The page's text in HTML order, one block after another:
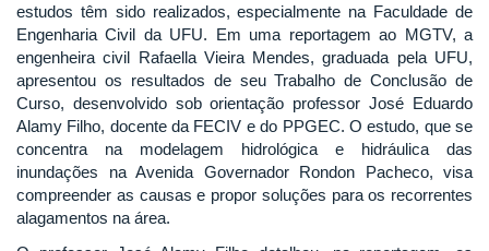
estudos têm sido realizados, especialmente na Faculdade de
Engenharia Civil da UFU. Em uma reportagem ao MGTV, a
engenheira civil Rafaella Vieira Mendes, graduada pela UFU,
apresentou os resultados de seu Trabalho de Conclusão de
Curso, desenvolvido sob orientação professor José Eduardo
Alamy Filho, docente da FECIV e do PPGEC. O estudo, que se
concentra na modelagem hidrológica e hidráulica das
inundações na Avenida Governador Rondon Pacheco, visa
compreender as causas e propor soluções para os recorrentes
alagamentos na área.